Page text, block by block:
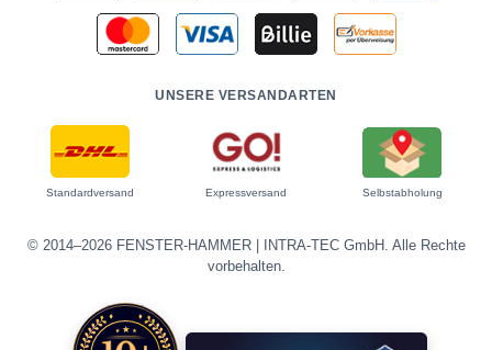
UNSERE VERSANDARTEN
Standardversand Expressversand Selbstabholung
© 2014–2026 FENSTER-HAMMER | INTRA-TEC GmbH. Alle Rechte
vorbehalten.